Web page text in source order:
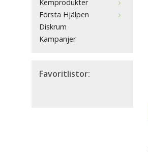
Kemprodukter
Första Hjälpen
Diskrum
Kampanjer
Favoritlistor: